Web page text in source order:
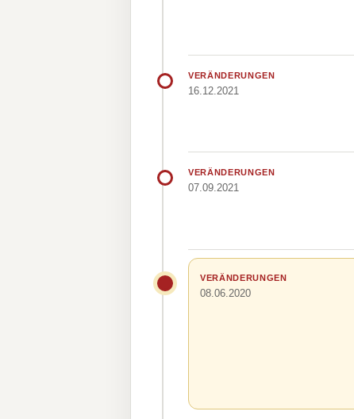
VERÄNDERUNGEN
16.12.2021
VERÄNDERUNGEN
07.09.2021
VERÄNDERUNGEN
08.06.2020